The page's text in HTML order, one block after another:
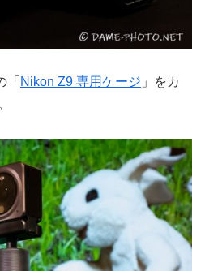
「 Nikon Z9 専用ケージ 」をカ